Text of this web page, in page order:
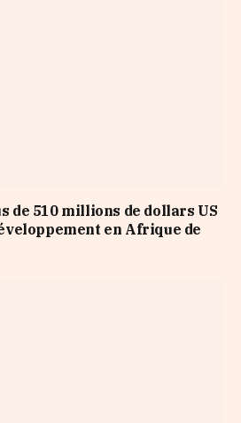
de 510 millions de dollars US
en Afrique de